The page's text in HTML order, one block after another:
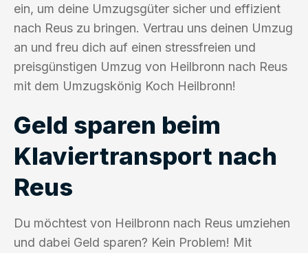
ein, um deine Umzugsgüter sicher und effizient
nach Reus zu bringen. Vertrau uns deinen Umzug
an und freu dich auf einen stressfreien und
preisgünstigen Umzug von Heilbronn nach Reus
mit dem Umzugskönig Koch Heilbronn!
Geld sparen beim
Klaviertransport nach
Reus
Du möchtest von Heilbronn nach Reus umziehen
und dabei Geld sparen? Kein Problem! Mit